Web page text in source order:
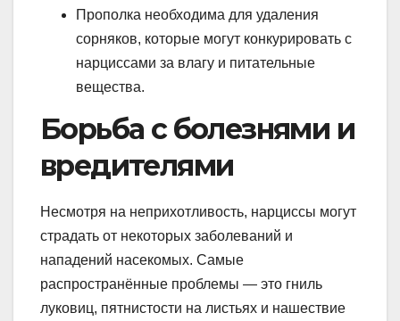
Прополка необходима для удаления
сорняков, которые могут конкурировать с
нарциссами за влагу и питательные
вещества.
Борьба с болезнями и
вредителями
Несмотря на неприхотливость, нарциссы могут
страдать от некоторых заболеваний и
нападений насекомых. Самые
распространённые проблемы — это гниль
луковиц, пятнистости на листьях и нашествие